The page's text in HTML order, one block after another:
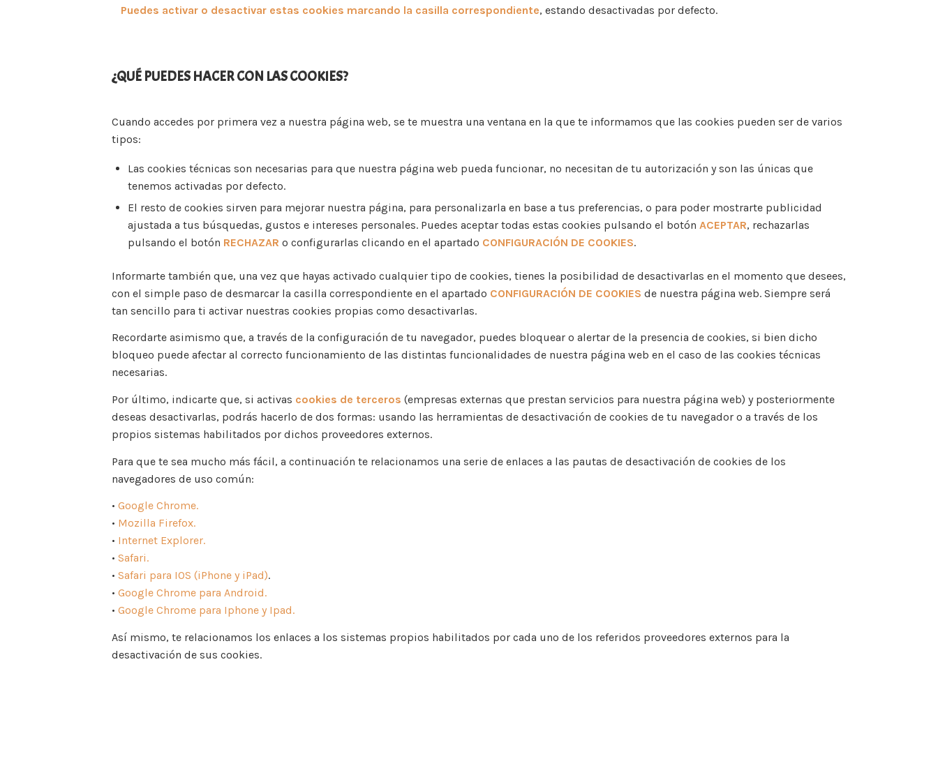
Puedes activar o desactivar estas cookies marcando la casilla correspondiente, estando desactivadas por defecto.
¿QUÉ PUEDES HACER CON LAS COOKIES?
Cuando accedes por primera vez a nuestra página web, se te muestra una ventana en la que te informamos que las cookies pueden ser de varios
tipos:
Las cookies técnicas son necesarias para que nuestra página web pueda funcionar, no necesitan de tu autorización y son las únicas que
tenemos activadas por defecto.
El resto de cookies sirven para mejorar nuestra página, para personalizarla en base a tus preferencias, o para poder mostrarte publicidad
ajustada a tus búsquedas, gustos e intereses personales. Puedes aceptar todas estas cookies pulsando el botón ACEPTAR, rechazarlas
pulsando el botón RECHAZAR o configurarlas clicando en el apartado CONFIGURACIÓN DE COOKIES.
Informarte también que, una vez que hayas activado cualquier tipo de cookies, tienes la posibilidad de desactivarlas en el momento que desees,
con el simple paso de desmarcar la casilla correspondiente en el apartado CONFIGURACIÓN DE COOKIES de nuestra página web. Siempre será
tan sencillo para ti activar nuestras cookies propias como desactivarlas.
Recordarte asimismo que, a través de la configuración de tu navegador, puedes bloquear o alertar de la presencia de cookies, si bien dicho
bloqueo puede afectar al correcto funcionamiento de las distintas funcionalidades de nuestra página web en el caso de las cookies técnicas
necesarias.
Por último, indicarte que, si activas cookies de terceros (empresas externas que prestan servicios para nuestra página web) y posteriormente
deseas desactivarlas, podrás hacerlo de dos formas: usando las herramientas de desactivación de cookies de tu navegador o a través de los
propios sistemas habilitados por dichos proveedores externos.
Para que te sea mucho más fácil, a continuación te relacionamos una serie de enlaces a las pautas de desactivación de cookies de los
navegadores de uso común:
• Google Chrome.
• Mozilla Firefox.
• Internet Explorer.
• Safari.
• Safari para IOS (iPhone y iPad).
• Google Chrome para Android.
• Google Chrome para Iphone y Ipad.
Así mismo, te relacionamos los enlaces a los sistemas propios habilitados por cada uno de los referidos proveedores externos para la
desactivación de sus cookies.